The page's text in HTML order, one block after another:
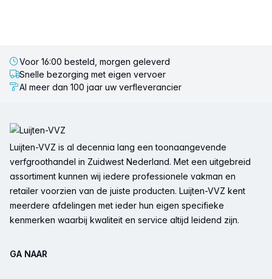
Voor 16:00 besteld, morgen geleverd
Snelle bezorging met eigen vervoer
Al meer dan 100 jaar uw verfleverancier
Luijten-VVZ is al decennia lang een toonaangevende
verfgroothandel in Zuidwest Nederland. Met een uitgebreid
assortiment kunnen wij iedere professionele vakman en
retailer voorzien van de juiste producten. Luijten-VVZ kent
meerdere afdelingen met ieder hun eigen specifieke
kenmerken waarbij kwaliteit en service altijd leidend zijn.
GA NAAR